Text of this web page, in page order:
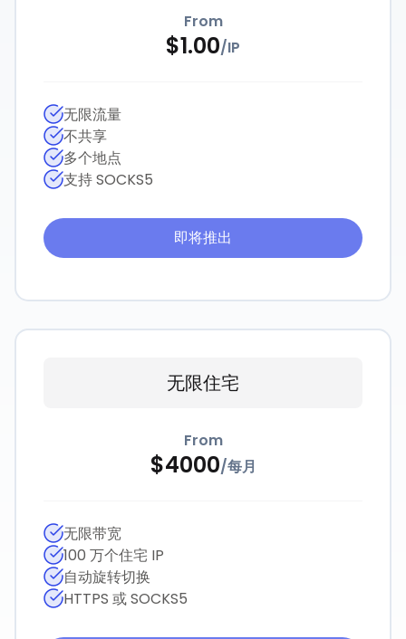
From
$1.00/IP
无限流量
不共享
多个地点
支持 SOCKS5
即将推出
无限住宅
From
$4000/每月
无限带宽
100 万个住宅 IP
自动旋转切换
HTTPS 或 SOCKS5